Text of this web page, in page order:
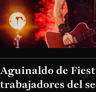
Aguinaldo de
trabajadores del